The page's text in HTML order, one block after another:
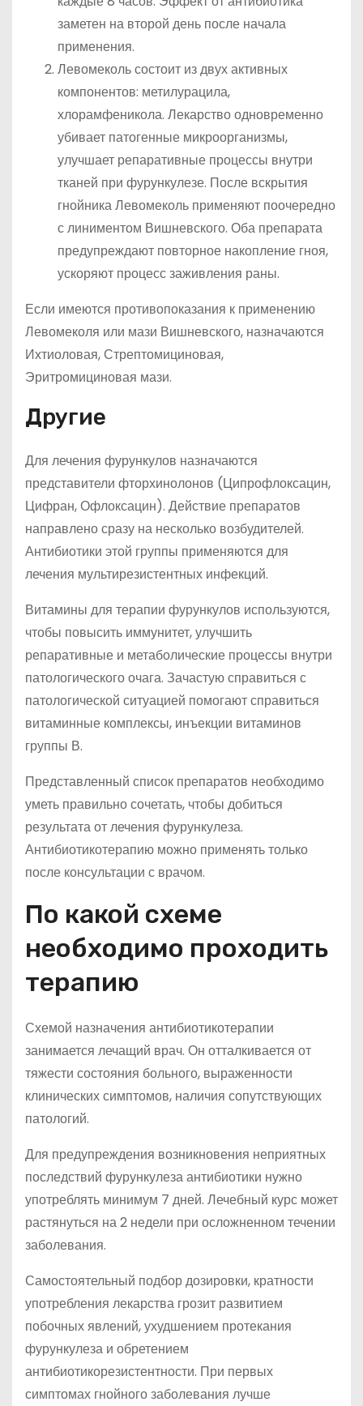
заметен на второй день после начала
применения.
Левомеколь состоит из двух активных
компонентов: метилурацила,
хлорамфеникола. Лекарство одновременно
убивает патогенные микроорганизмы,
улучшает репаративные процессы внутри
тканей при фурункулезе. После вскрытия
гнойника Левомеколь применяют поочередно
с линиментом Вишневского. Оба препарата
предупреждают повторное накопление гноя,
ускоряют процесс заживления раны.
Если имеются противопоказания к применению
Левомеколя или мази Вишневского, назначаются
Ихтиоловая, Стрептомициновая,
Эритромициновая мази.
Другие
Для лечения фурункулов назначаются
представители фторхинолонов (Ципрофлоксацин,
Цифран, Офлоксацин). Действие препаратов
направлено сразу на несколько возбудителей.
Антибиотики этой группы применяются для
лечения мультирезистентных инфекций.
Витамины для терапии фурункулов используются,
чтобы повысить иммунитет, улучшить
репаративные и метаболические процессы внутри
патологического очага. Зачастую справиться с
патологической ситуацией помогают справиться
витаминные комплексы, инъекции витаминов
группы В.
Представленный список препаратов необходимо
уметь правильно сочетать, чтобы добиться
результата от лечения фурункулеза.
Антибиотикотерапию можно применять только
после консультации с врачом.
По какой схеме
необходимо проходить
терапию
Схемой назначения антибиотикотерапии
занимается лечащий врач. Он отталкивается от
тяжести состояния больного, выраженности
клинических симптомов, наличия сопутствующих
патологий.
Для предупреждения возникновения неприятных
последствий фурункулеза антибиотики нужно
употреблять минимум 7 дней. Лечебный курс может
растянуться на 2 недели при осложненном течении
заболевания.
Самостоятельный подбор дозировки, кратности
употребления лекарства грозит развитием
побочных явлений, ухудшением протекания
фурункулеза и обретением
антибиотикорезистентности. При первых
симптомах гнойного заболевания лучше